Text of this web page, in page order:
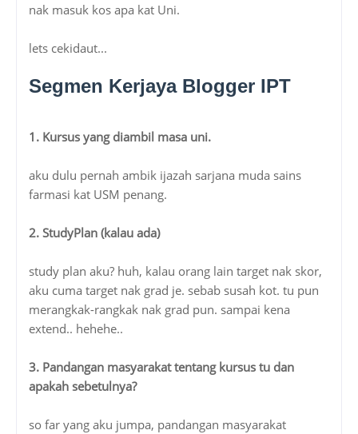
nak masuk kos apa kat Uni.
lets cekidaut...
Segmen Kerjaya Blogger IPT
1. Kursus yang diambil masa uni.
aku dulu pernah ambik ijazah sarjana muda sains
farmasi kat USM penang.
2. StudyPlan (kalau ada)
study plan aku? huh, kalau orang lain target nak skor,
aku cuma target nak grad je. sebab susah kot. tu pun
merangkak-rangkak nak grad pun. sampai kena
extend.. hehehe..
3. Pandangan masyarakat tentang kursus tu dan
apakah sebetulnya?
so far yang aku jumpa, pandangan masyarakat